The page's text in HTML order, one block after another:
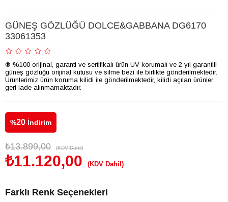
GÜNEŞ GÖZLÜĞÜ DOLCE&GABBANA DG6170
33061353
® %100 orijinal, garanti ve sertifikalı ürün UV korumalı ve 2 yıl garantili
güneş gözlüğü orijinal kutusu ve silme bezi ile birlikte gönderilmektedir.
Ürünlerimiz ürün koruma kilidi ile gönderilmektedir, kilidi açılan ürünler
geri iade alınmamaktadır.
%20 İndirim
₺13.899,00 (KDV Dahil)
₺11.120,00 (KDV Dahil)
Farklı Renk Seçenekleri